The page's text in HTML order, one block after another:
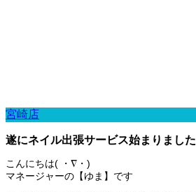
宮崎店
遂にネイル出張サービス始まりました
こんにちは( ・∇・)
マネージャーの【ゆま】です